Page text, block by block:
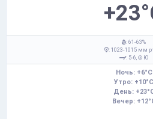
: 61-63%
: 1023-1015 мм
: 5-6,
Ю
Ночь: +6°C
Утро: +10°C
День:
Вечер: